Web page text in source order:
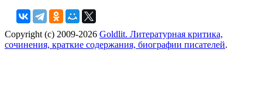
Copyright (c) 2009-2026 Goldlit. Литературная критика,
сочинения, краткие содержания, биографии писателей.